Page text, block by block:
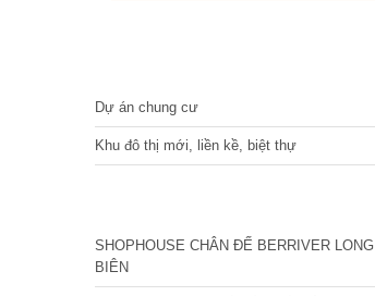
Dự án chung cư
Khu đô thị mới, liền kề, biệt thự
SHOPHOUSE CHÂN ĐẾ BERRIVER LONG
BIÊN